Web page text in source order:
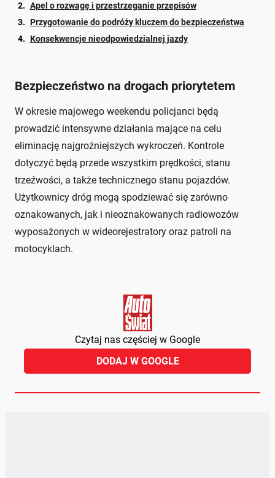
Apel o rozwagę i przestrzeganie przepisów
Przygotowanie do podróży kluczem do bezpieczeństwa
Konsekwencje nieodpowiedzialnej jazdy
Bezpieczeństwo na drogach priorytetem
W okresie majowego weekendu policjanci będą
prowadzić intensywne działania mające na celu
eliminację najgroźniejszych wykroczeń. Kontrole
dotyczyć będą przede wszystkim prędkości, stanu
trzeźwości, a także technicznego stanu pojazdów.
Użytkownicy dróg mogą spodziewać się zarówno
oznakowanych, jak i nieoznakowanych radiowozów
wyposażonych w wideorejestratory oraz patroli na
motocyklach.
Czytaj nas częściej w Google
DODAJ W GOOGLE